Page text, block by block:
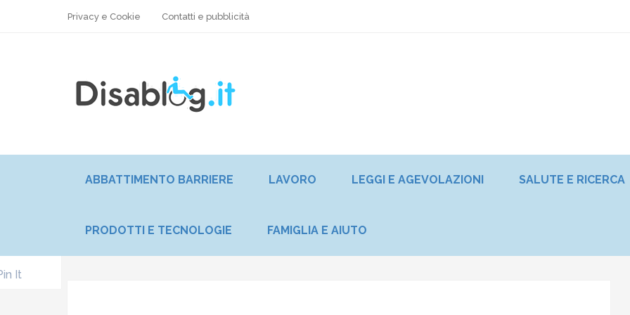
Privacy e Cookie Contatti e pubblicità
ABBATTIMENTO BARRIERE LAVORO LEGGI E AGEVOLAZIONI SALUTE E RICERCA
PRODOTTI E TECNOLOGIE FAMIGLIA E AIUTO
It